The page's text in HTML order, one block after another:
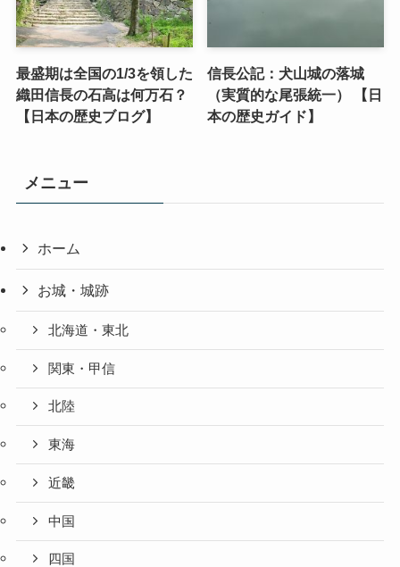
最盛期は全国の1/3を領した
織田信長の石高は何万石？
【日本の歴史ブログ】
信長公記：犬山城の落城
（実質的な尾張統一） 【日
本の歴史ガイド】
メニュー
ホーム
お城・城跡
北海道・東北
関東・甲信
北陸
東海
近畿
中国
四国